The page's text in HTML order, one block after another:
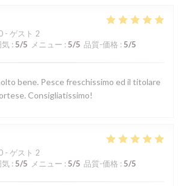
- ゲスト 2
気 : 5/5 メニュー : 5/5 品質-価格 : 5/5
bene. Pesce freschissimo ed il titolare
Consigliatissimo!
- ゲスト 2
気 : 5/5 メニュー : 5/5 品質-価格 : 5/5